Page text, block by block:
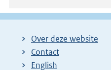
Over deze website
Contact
English